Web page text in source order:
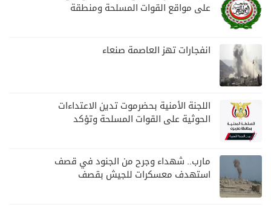
على مواقع القوات المسلحة ومنطقة
انفجارات تهز العاصمة صنعاء
اللجنة الأمنية بحضرموت تدين الاعتداءات
الحوثية على القوات المسلحة وتؤكد
مارب.. شهداء وجرح من الجنود في قصف
استهدف معسكرات للجيش بقصف